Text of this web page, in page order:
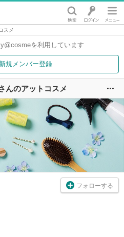
スメ
を利用しています
規メンバー登録
んのアットコスメ
フォローする